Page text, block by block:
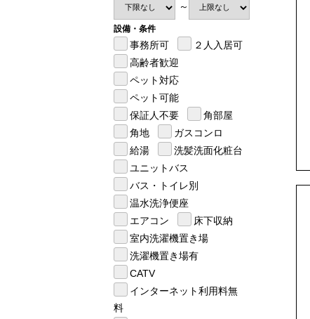
～
設備・条件
事務所可
２人入居可
高齢者歓迎
ペット対応
ペット可能
保証人不要
角部屋
角地
ガスコンロ
給湯
洗髪洗面化粧台
ユニットバス
バス・トイレ別
温水洗浄便座
エアコン
床下収納
室内洗濯機置き場
洗濯機置き場有
CATV
インターネット利用料無
料